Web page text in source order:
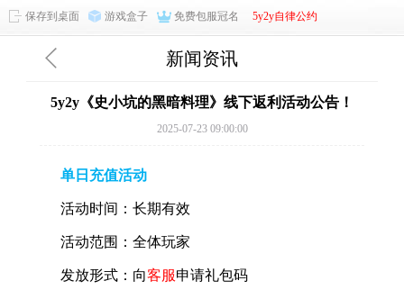
保存到桌面 游戏盒子 免费包服冠名 5y2y自律公约
新闻资讯
5y2y《史小坑的黑暗料理》线下返利活动公告！
2025-07-23 09:00:00